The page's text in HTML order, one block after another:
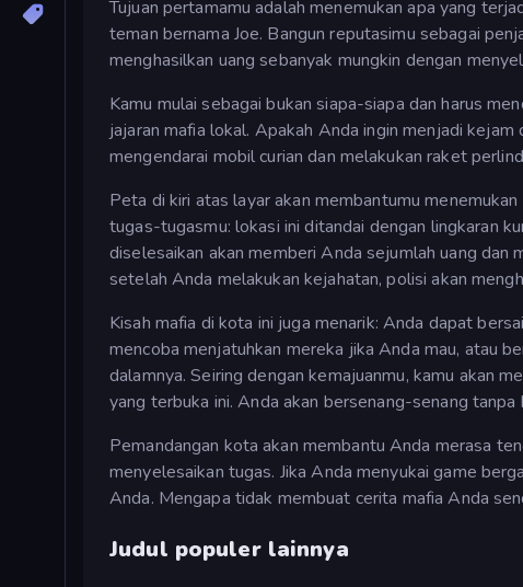
Tujuan pertamamu adalah menemukan apa yang
teman bernama Joe. Bangun reputasimu sebagai
menghasilkan uang sebanyak mungkin dengan
Kamu mulai sebagai bukan siapa-siapa dan harus
jajaran mafia lokal. Apakah Anda ingin menjadi
mengendarai mobil curian dan melakukan raket
Peta di kiri atas layar akan membantumu
tugas-tugasmu: lokasi ini ditandai dengan lingkaran
diselesaikan akan memberi Anda sejumlah uang
setelah Anda melakukan kejahatan, polisi akan
Kisah mafia di kota ini juga menarik: Anda dapat
mencoba menjatuhkan mereka jika Anda mau, atau
dalamnya. Seiring dengan kemajuanmu, kamu akan
yang terbuka ini. Anda akan bersenang-senang
Pemandangan kota akan membantu Anda merasa
menyelesaikan tugas. Jika Anda menyukai game
Anda. Mengapa tidak membuat cerita mafia Anda
Judul populer lainnya